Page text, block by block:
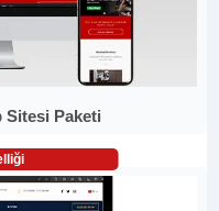
Sitesi Paketi